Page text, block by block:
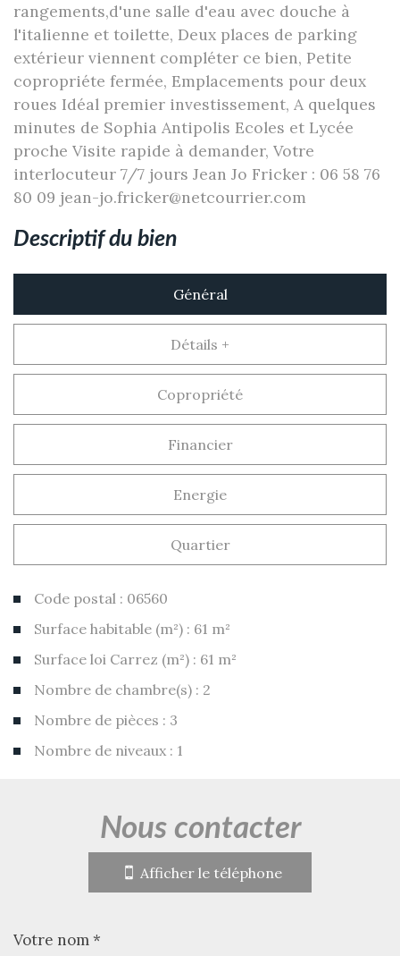
rangements,d'une salle d'eau avec douche à
l'italienne et toilette, Deux places de parking
extérieur viennent compléter ce bien, Petite
copropriéte fermée, Emplacements pour deux
roues Idéal premier investissement, A quelques
minutes de Sophia Antipolis Ecoles et Lycée
proche Visite rapide à demander, Votre
interlocuteur 7/7 jours Jean Jo Fricker : 06 58 76
80 09 jean-jo.fricker@netcourrier.com
descriptif du bien
Général
Détails +
Copropriété
Financier
Energie
Quartier
Code postal : 06560
Surface habitable (m²) : 61 m²
Surface loi Carrez (m²) : 61 m²
Nombre de chambre(s) : 2
Nombre de pièces : 3
Nombre de niveaux : 1
nous contacter
Afficher le téléphone